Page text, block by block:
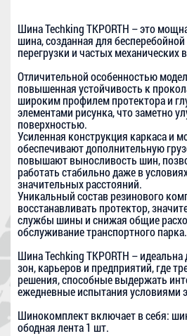
Шина Techking TKPORTH – это
шина, созданная для
перегрузки и частых механических
Отличительной особенностью
повышенная устойчивость к
широким профилем протектора и
элементами рисунка, что заметно
поверхностью.
Усиленная конструкция каркаса и
обеспечивают дополнительную
повышают выносливость шин,
работать стабильно даже в
значительных расстояний.
Уникальный состав резинового
восстанавливать протектор,
службы шины и снижая общие
обслуживание транспортного парка.
Шина Techking TKPORTH –
зон, карьеров и предприятий, где
решения, способные выдержать
ежедневные испытания условиями
Шинокомплект включает в себя:
ободная лента 1 шт.